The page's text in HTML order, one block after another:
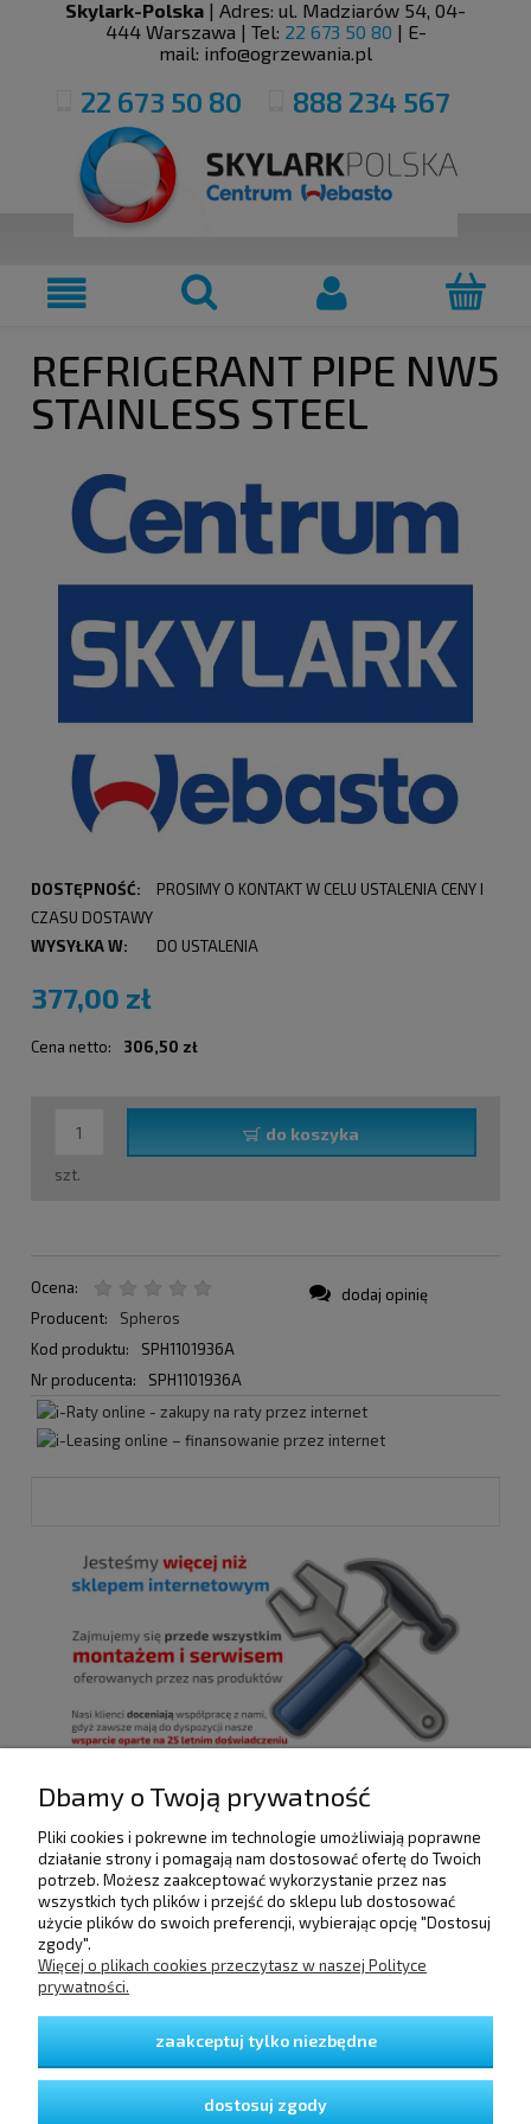
Skylark-Polska | Adres: ul. Madziarów 54, 04-
444 Warszawa | Tel: 22 673 50 80 | E-
mail: info@ogrzewania.pl
22 673 50 80 888 234 567
REFRIGERANT PIPE NW5
STAINLESS STEEL
DOSTĘPNOŚĆ:
PROSIMY O KONTAKT W CELU USTALENIA CENY I
CZASU DOSTAWY
WYSYŁKA W:
DO USTALENIA
377,00 zł
Cena netto: 306,50 zł
szt.
do koszyka
Ocena:
Producent:
Spheros
Kod produktu:
SPH1101936A
Nr producenta:
SPH1101936A
dodaj opinię
POMOC
DOSTAWA I PŁATNOŚCI
GWARANCJA I ZWROTY
Dbamy o Twoją prywatność
Pliki cookies i pokrewne im technologie umożliwiają poprawne
działanie strony i pomagają nam dostosować ofertę do Twoich
potrzeb. Możesz zaakceptować wykorzystanie przez nas
wszystkich tych plików i przejść do sklepu lub dostosować
użycie plików do swoich preferencji, wybierając opcję "Dostosuj
zgody".
Więcej o plikach cookies przeczytasz w naszej Polityce
prywatności.
zaakceptuj tylko niezbędne
dostosuj zgody